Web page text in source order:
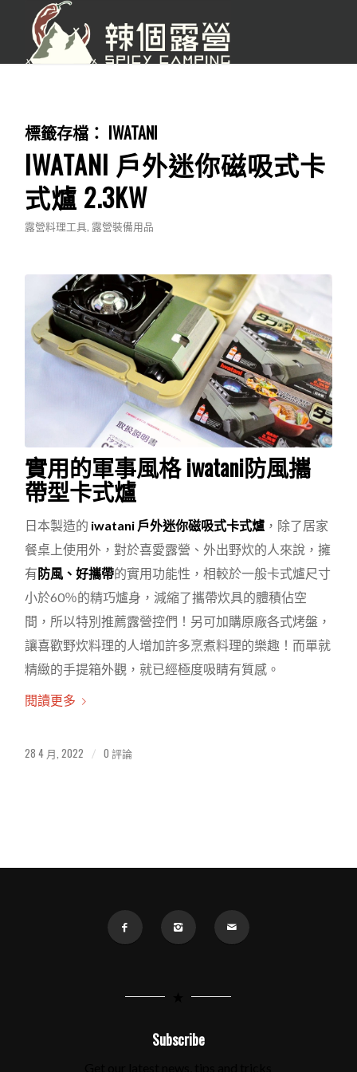
標籤存檔： IWATANI
IWATANI 戶外迷你磁吸式卡
式爐 2.3KW
露營料理工具, 露營裝備用品
實用的軍事風格 iwatani防風攜
帶型卡式爐
日本製造的 iwatani 戶外迷你磁吸式卡式爐 ，除了居家
餐桌上使用外，對於喜愛露營、外出野炊的人來說，擁
有 防風、好攜帶的實用功能性，相較於一般卡式爐尺寸
小於60％的精巧爐身，減縮了攜帶炊具的體積佔空
間，所以特別推薦露營控們！另可加購原廠各式烤盤，
讓喜歡野炊料理的人增加許多烹煮料理的樂趣！而單就
精緻的手提箱外觀，就已經極度吸睛有質感。
閱讀更多
28 4 月, 2022 / 0 評論
Subscribe